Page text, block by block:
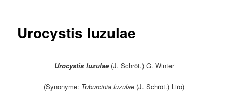
Urocystis luzulae
Urocystis luzulae(J. Schröt.) G. Winter
(Synonyme: Tuburcinia luzulae (J. Schröt.) Liro)